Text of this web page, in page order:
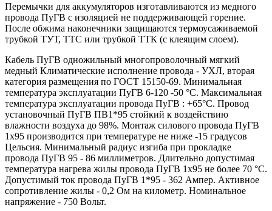
Перемычки для аккумуляторов изготавливаются из медного
провода ПуГВ с изоляцией не поддерживающей горение.
После обжима наконечники защищаются термоусаживаемой
трубкой ТУТ, ТТС или трубкой ТТК (с клеящим слоем).
Кабель ПуГВ одножильный многопроволочный мягкий
медный Климатические исполнение провода - УХЛ, вторая
категория размещения по ГОСТ 15150-69. Минимальная
температура эксплуатации ПуГВ 6-120 -50 °С. Максимальная
температура эксплуатации провода ПуГВ : +65°С. Провод
установочный ПуГВ ПВ1*95 стойкий к воздействию
влажности воздуха до 98%. Монтаж силового провода ПуГВ
1х95 производится при температуре не ниже -15 градусов
Цельсия. Минимальный радиус изгиба при прокладке
провода ПуГВ 95 - 86 миллиметров. Длительно допустимая
температура нагрева жилы провода ПуГВ 1х95 не более 70 °С.
Допустимый ток провода ПуГВ 1*95 - 362 Ампер. Активное
сопротивление жилы - 0,2 Ом на километр. Номинальное
напряжение - 750 Вольт.